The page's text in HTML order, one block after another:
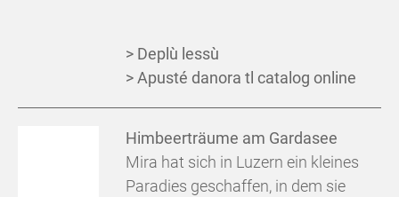
> Deplù lessù
> Apusté danora tl catalog online
Himbeerträume am Gardasee
Mira hat sich in Luzern ein kleines
Paradies geschaffen, in dem sie